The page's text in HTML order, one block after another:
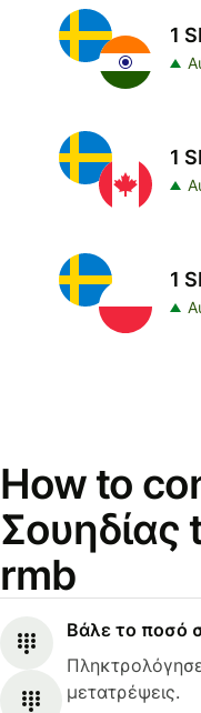
1
1
1
How to
Σουηδίας
rmb
Βάλε το ποσό
μετατρέψεις.